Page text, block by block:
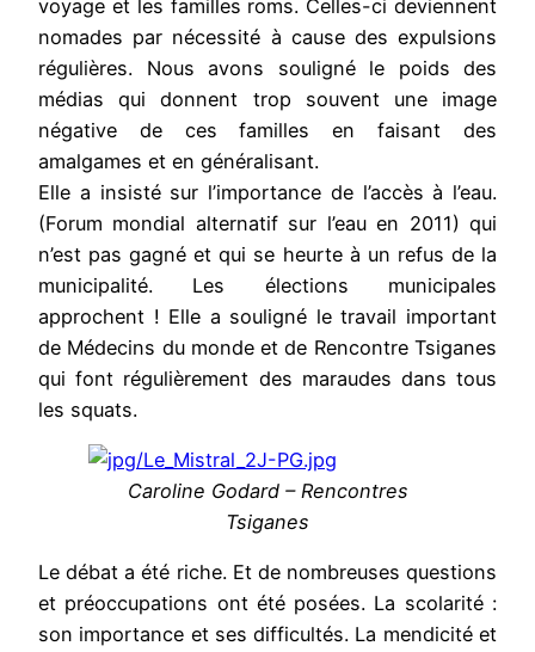
voyage et les familles roms. Celles-ci deviennent
nomades par nécessité à cause des expulsions
régulières. Nous avons souligné le poids des
médias qui donnent trop souvent une image
négative de ces familles en faisant des
amalgames et en généralisant.
Elle a insisté sur l’importance de l’accès à l’eau.
(Forum mondial alternatif sur l’eau en 2011) qui
n’est pas gagné et qui se heurte à un refus de la
municipalité. Les élections municipales
approchent ! Elle a souligné le travail important
de Médecins du monde et de Rencontre Tsiganes
qui font régulièrement des maraudes dans tous
les squats.
Caroline Godard – Rencontres
Tsiganes
Le débat a été riche. Et de nombreuses questions
et préoccupations ont été posées. La scolarité :
son importance et ses difficultés. La mendicité et